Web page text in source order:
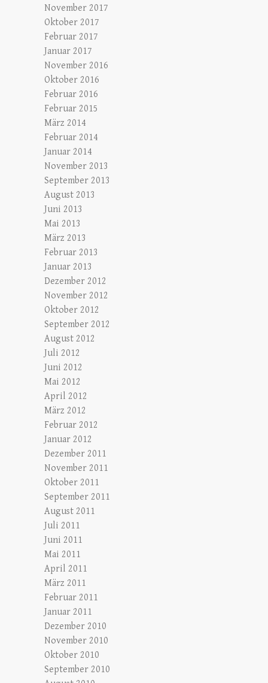
November 2017
Oktober 2017
Februar 2017
Januar 2017
November 2016
Oktober 2016
Februar 2016
Februar 2015
März 2014
Februar 2014
Januar 2014
November 2013
September 2013
August 2013
Juni 2013
Mai 2013
März 2013
Februar 2013
Januar 2013
Dezember 2012
November 2012
Oktober 2012
September 2012
August 2012
Juli 2012
Juni 2012
Mai 2012
April 2012
März 2012
Februar 2012
Januar 2012
Dezember 2011
November 2011
Oktober 2011
September 2011
August 2011
Juli 2011
Juni 2011
Mai 2011
April 2011
März 2011
Februar 2011
Januar 2011
Dezember 2010
November 2010
Oktober 2010
September 2010